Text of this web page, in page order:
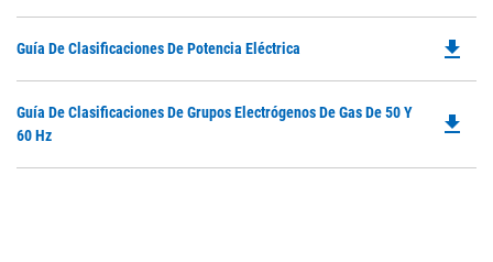
a
Guía De Clasificaciones De Potencia Eléctrica file_download
Guía De Clasificaciones De Grupos Electrógenos De Gas De 50 Y
60 Hz
file_download